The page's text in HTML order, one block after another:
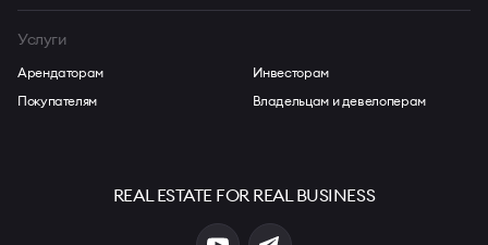
Услуги
Арендаторам
Покупателям
Инвесторам
Владельцам и девелоперам
REAL ESTATE FOR REAL BUSINESS